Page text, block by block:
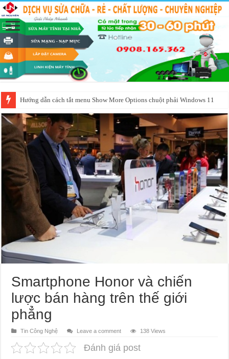
Hướng dẫn cách tắt menu Show More Options chuột phải Windows 11
Smartphone Honor và chiến
lược bán hàng trên thế giới
phẳng
Tin Công Nghệ Leave a comment 138 Views
Đánh giá post